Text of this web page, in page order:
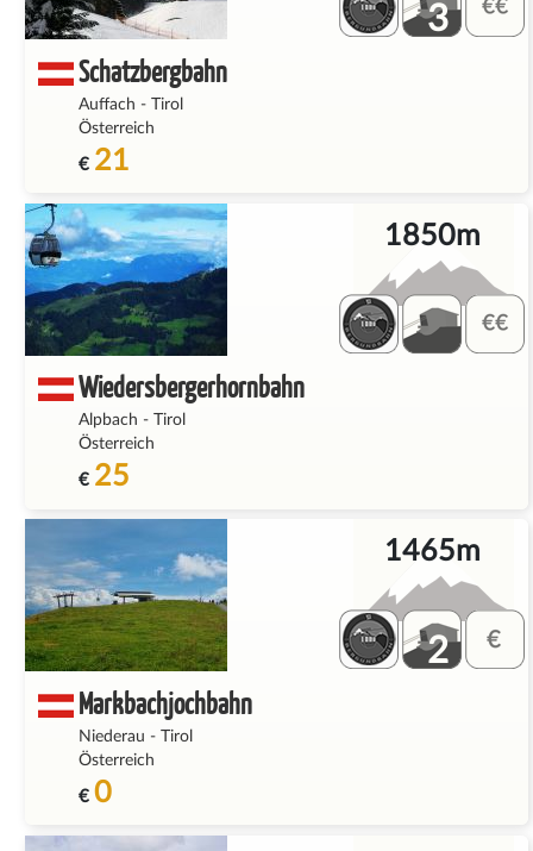
Schatzbergbahn
Auffach -
Tirol
Österreich
€ 21
3
Wiedersbergerhornbahn
Alpbach -
Tirol
Österreich
€ 25
1850m
Markbachjochbahn
Niederau - Tirol
Österreich
€ 0
1465m
2